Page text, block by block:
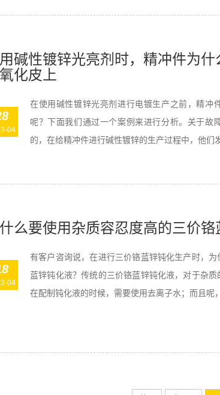
碱性镀锌光亮剂时，精冲件为
化皮上
04
在使用碱性镀锌光亮剂进行电镀生产之前，精冲
呢？下面我们通过一个案例来进行分析。关于故
的，在给精冲件进行碱性镀锌的生产过程中，他们
么要使用杂质容忍度高的三价铬
04
有客户咨询说，在进行三价铬蓝锌钝化生产时，
蓝锌钝化液？传统的三价铬蓝锌钝化液，对于杂质
在配制钝化液的时候，需要使用去离子水；而且呢